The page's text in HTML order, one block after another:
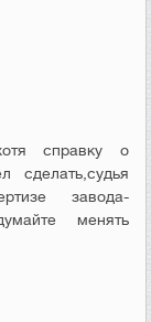
справку о
сделать,судья
завода-
менять